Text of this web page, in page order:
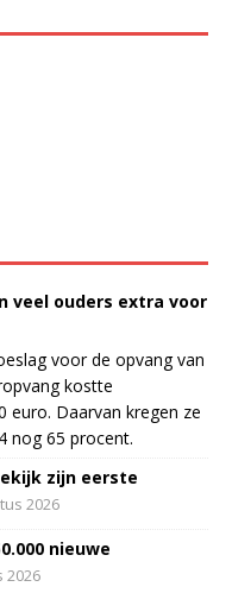
veel ouders extra voor
voor de opvang van
kostte
euro. Daarvan kregen ze
nog 65 procent.
zijn eerste
2026
nieuwe
2026